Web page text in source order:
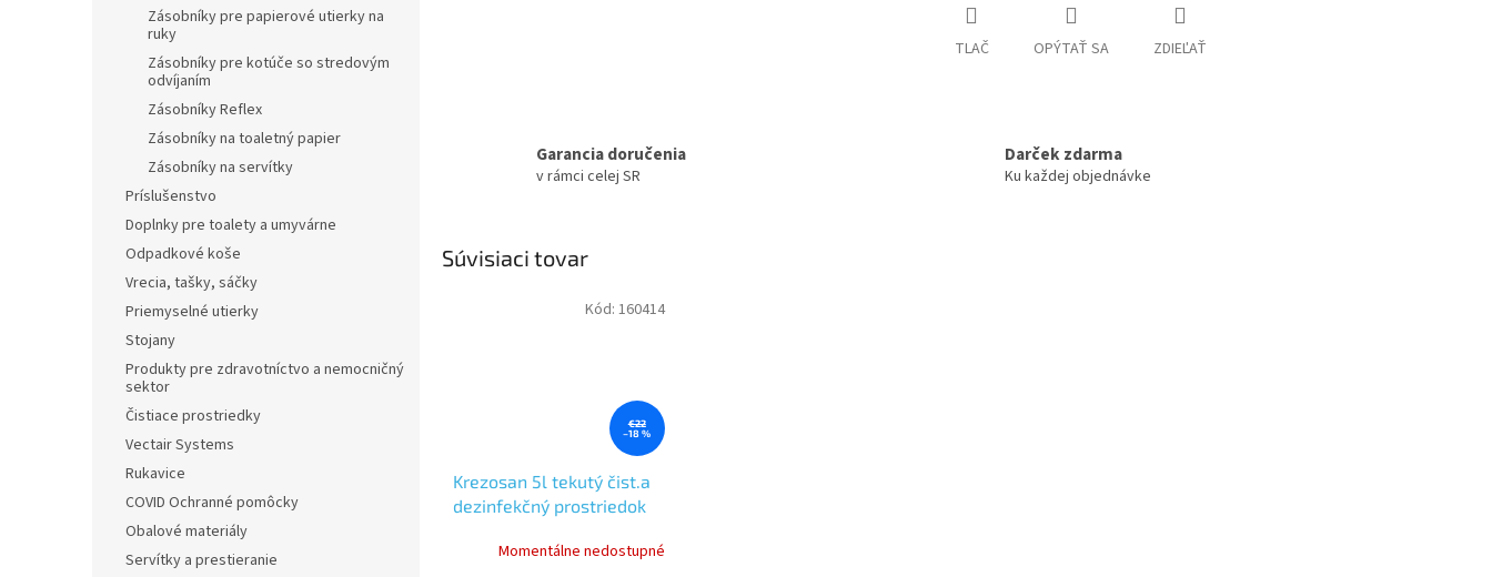
Zásobníky pre papierové utierky na
ruky
Zásobníky pre kotúče so stredovým
odvíjaním
Zásobníky Reflex
Zásobníky na toaletný papier
Zásobníky na servítky
Príslušenstvo
Doplnky pre toalety a umyvárne
Odpadkové koše
Vrecia, tašky, sáčky
Priemyselné utierky
Stojany
Produkty pre zdravotníctvo a nemocničný
sektor
Čistiace prostriedky
Vectair Systems
Rukavice
COVID Ochranné pomôcky
Obalové materiály
Servítky a prestieranie
TLAČ OPÝTAŤ SA ZDIEĽAŤ
Garancia doručenia
v rámci celej SR
Darček zdarma
Ku každej objednávke
Súvisiaci tovar
€22
–18 %
Krezosan 5l tekutý čist.a
dezinfekčný prostriedok
Momentálne nedostupné
Kód: 160414